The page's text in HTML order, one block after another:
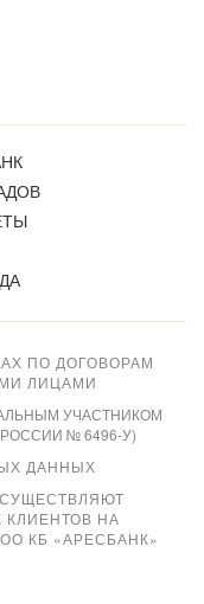
ПО ДОГОВОРАМ
ЛИЦАМИ
УЧАСТНИКОМ
№ 6496-У)
ДАННЫХ
НА
КБ «АРЕСБАНК»